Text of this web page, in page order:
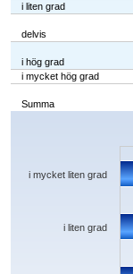
i liten grad
delvis
i hög grad
i mycket hög grad
Summa
Chart
The chart has 1 X axis
The chart has 1 Y axis
i liten grad
i mycket liten grad